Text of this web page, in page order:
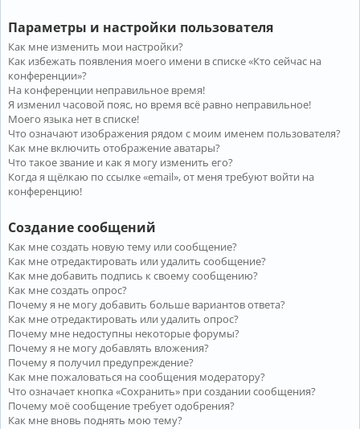
Параметры и настройки пользователя
Как мне изменить мои настройки?
Как избежать появления моего имени в списке «Кто сейчас на
конференции»?
На конференции неправильное время!
Я изменил часовой пояс, но время всё равно неправильное!
Моего языка нет в списке!
Что означают изображения рядом с моим именем пользователя?
Как мне включить отображение аватары?
Что такое звание и как я могу изменить его?
Когда я щёлкаю по ссылке «email», от меня требуют войти на
конференцию!
Создание сообщений
Как мне создать новую тему или сообщение?
Как мне отредактировать или удалить сообщение?
Как мне добавить подпись к своему сообщению?
Как мне создать опрос?
Почему я не могу добавить больше вариантов ответа?
Как мне отредактировать или удалить опрос?
Почему мне недоступны некоторые форумы?
Почему я не могу добавлять вложения?
Почему я получил предупреждение?
Как мне пожаловаться на сообщения модератору?
Что означает кнопка «Сохранить» при создании сообщения?
Почему моё сообщение требует одобрения?
Как мне вновь поднять мою тему?